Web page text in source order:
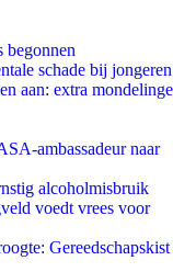
begonnen
schade bij jongeren
aan: extra mondelinge
ambassadeur naar
alcoholmisbruik
voedt vrees voor
Gereedschapskist